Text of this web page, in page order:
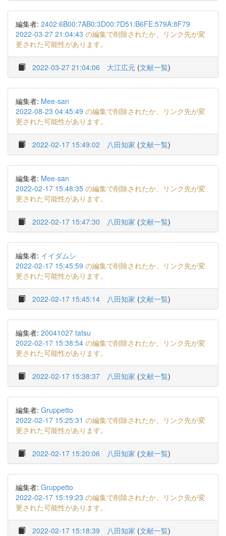
編集者: 2402:6B00:7AB0:3D00:7D51:B6FE:579A:8F79
2022-03-27 21:04:43 の編集で削除されたか、リンク先が変
更された可能性があります。
2022-03-27 21:04:06 大江広元 (文献一覧)
編集者: Mee-san
2022-08-23 04:45:49 の編集で削除されたか、リンク先が変
更された可能性があります。
2022-02-17 15:49:02 八田知家 (文献一覧)
編集者: Mee-san
2022-02-17 15:48:35 の編集で削除されたか、リンク先が変
更された可能性があります。
2022-02-17 15:47:30 八田知家 (文献一覧)
編集者: イイダムシ
2022-02-17 15:45:59 の編集で削除されたか、リンク先が変
更された可能性があります。
2022-02-17 15:45:14 八田知家 (文献一覧)
編集者: 20041027 tatsu
2022-02-17 15:38:54 の編集で削除されたか、リンク先が変
更された可能性があります。
2022-02-17 15:38:37 八田知家 (文献一覧)
編集者: Gruppetto
2022-02-17 15:25:31 の編集で削除されたか、リンク先が変
更された可能性があります。
2022-02-17 15:20:06 八田知家 (文献一覧)
編集者: Gruppetto
2022-02-17 15:19:23 の編集で削除されたか、リンク先が変
更された可能性があります。
2022-02-17 15:18:39 八田知家 (文献一覧)